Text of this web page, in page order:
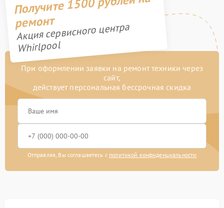
ремонт
Акция сервисного центра
Whirlpool
При оформлении заявки на ремонт техники через
сайт,
действует персональная бессрочная скидка
Отправляя, Вы соглашаетесь с политикой конфиденциальности